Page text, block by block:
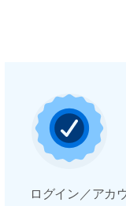
ログイン／アカ